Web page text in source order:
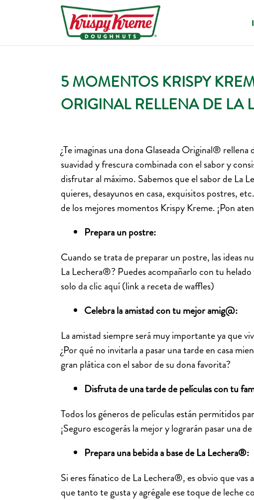
5 MOMENTOS KRISPY
ORIGINAL RELLENA DE LA
¿Te imaginas una dona Glaseada Original®
suavidad y frescura combinada con el sabor y
disfrutar al máximo. Sabemos que el sabor de La
quieres, desayunos en casa, exquisitos postres,
de los mejores momentos Krispy Kreme. ¡Pon
Prepara un postre:
Cuando se trata de preparar un postre, las ideas
La Lechera®? Puedes acompañarlo con tu
solo da clic aquí (link a receta de waffles)
Celebra la amistad con tu mejor amig@:
La amistad siempre será muy importante ya que
¿Por qué no invitarla a pasar una tarde en casa
gran plática con el sabor de su dona favorita?
Disfruta de una tarde de películas con tu
Todos los géneros de películas están permitidos
¡Seguro escogerás la mejor y lograrán pasar una
Prepara una bebida a base de La Lechera®:
Si eres fánatico de La Lechera®, es obvio que vas
que tanto te gusta y agrégale ese toque de leche